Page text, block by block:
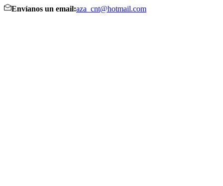
Envíanos un email:aza_cnt@hotmail.com